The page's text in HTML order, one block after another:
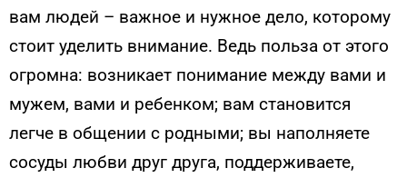
вам людей – важное и нужное дело, которому
стоит уделить внимание. Ведь польза от этого
огромна: возникает понимание между вами и
мужем, вами и ребенком; вам становится
легче в общении с родными; вы наполняете
сосуды любви друг друга, поддерживаете,